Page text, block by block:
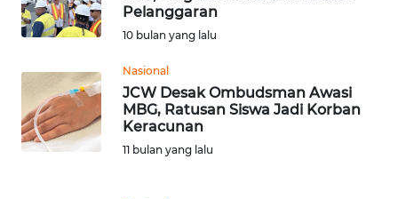
Pelanggaran
10 bulan yang lalu
Nasional
JCW Desak Ombudsman Awasi
MBG, Ratusan Siswa Jadi Korban
Keracunan
11 bulan yang lalu
INFO
IKLAN
TENTANG
KAMI
PEDOMAN
MEDIA